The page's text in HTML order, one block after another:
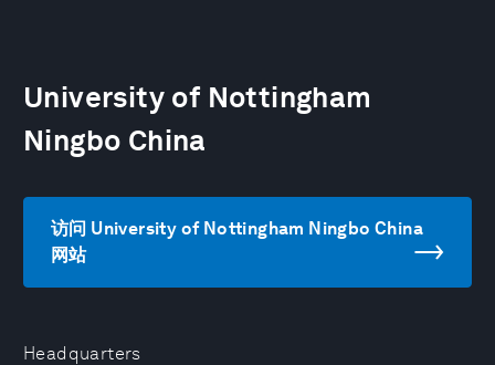
Headquarters
University of Nottingham
Ningbo China
访问 University of Nottingham Ningbo China
网站